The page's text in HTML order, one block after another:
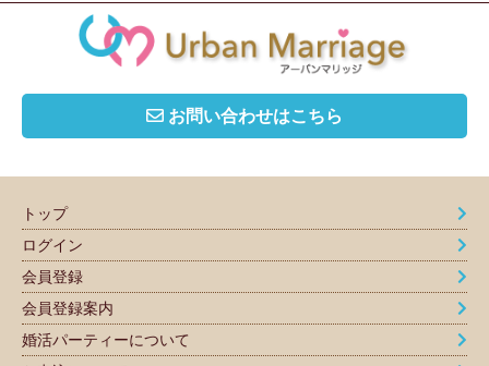
お問い合わせはこちら
トップ
ログイン
会員登録
会員登録案内
婚活パーティーについて